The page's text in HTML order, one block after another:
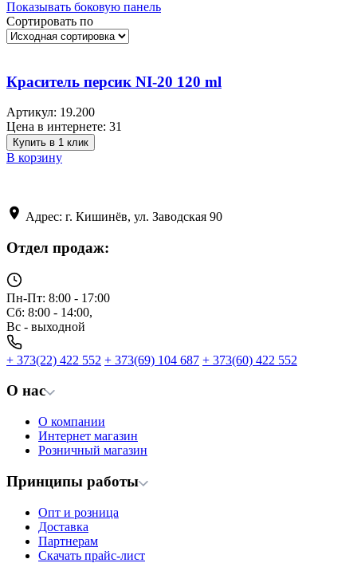
Показывать боковую панель
Сортировать по
Краситель персик NI-20 120 ml
Артикул: 19.200
Цена в интернете: 31
Купить в 1 клик
В корзину
Адрес: г. Кишинёв, ул. Заводская 90
Отдел продаж:
Пн-Пт: 8:00 - 17:00
Сб: 8:00 - 14:00,
Вс - выходной
+ 373(22) 422 552 + 373(69) 104 687 + 373(60) 422 552
О нас
О компании
Интернет магазин
Розничный магазин
Принципы работы
Опт и розница
Доставка
Партнерам
Скачать прайс-лист